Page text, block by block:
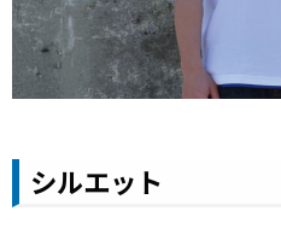
シルエット